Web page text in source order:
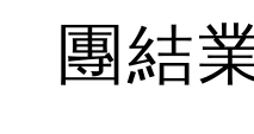
團結